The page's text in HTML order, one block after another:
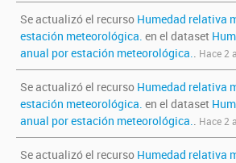
Se actualizó el recurso Humedad relativa
estación meteorológica. en el dataset
anual por estación meteorológica.. Hace 2
Se actualizó el recurso Humedad relativa
estación meteorológica. en el dataset
anual por estación meteorológica.. Hace 2
Se actualizó el recurso Humedad relativa